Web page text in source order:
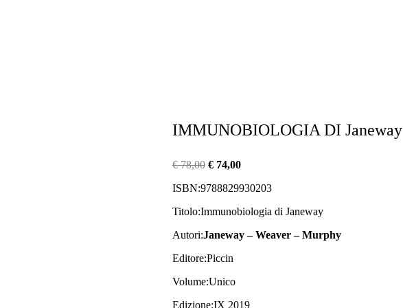
IMMUNOBIOLOGIA DI Janeway
€78,00 Il
originale
€ 78,00.
€74,00Il
attuale
€ 74,00.
ISBN:9788829930203
Titolo:Immunobiologia di Janeway
Autori:Janeway – Weaver – Murphy
Editore:Piccin
Volume:Unico
Edizione:IX 2019